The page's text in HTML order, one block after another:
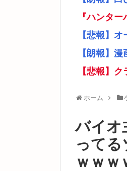
『ハンタ
【悲報】
【朗報】
【悲報】
ホーム
バイオ
って
ｗｗｗ